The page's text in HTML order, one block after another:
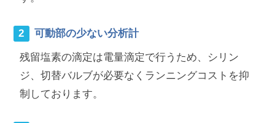
可動部の少ない分析計
残留塩素の滴定は電量滴定で行うため、シリン
ジ、切替バルブが必要なくランニングコストを抑
制しております。